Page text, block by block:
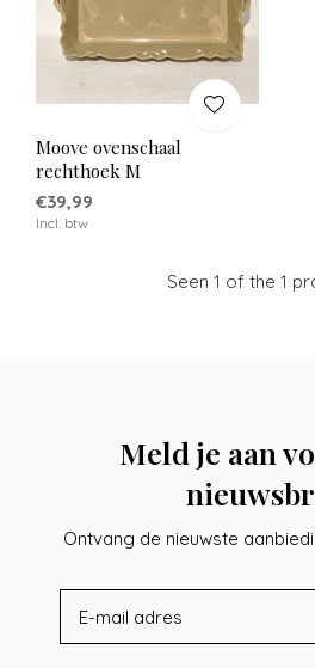
Moove ovenschaal
rechthoek M
€39,99
Incl. btw
Seen 1 of the 1
Meld je aan
Ontvang de nieuwste